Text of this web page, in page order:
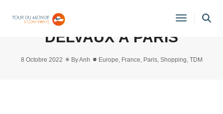
Toggle
VISITE DU MAGASIN DE
DELVAUX À PARIS
8 Octobre 2022 ByAnh Europe, France, Paris, Shopping, TDM